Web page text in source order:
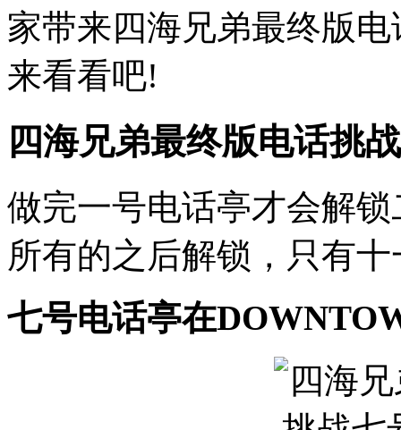
家带来四海兄弟最终版
来看看吧!
四海兄弟最终版电话挑
做完一号电话亭才会解
所有的之后解锁，只有
七号电话亭在